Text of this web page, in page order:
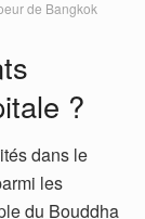
de Bangkok
?
dans le
les
du Bouddha